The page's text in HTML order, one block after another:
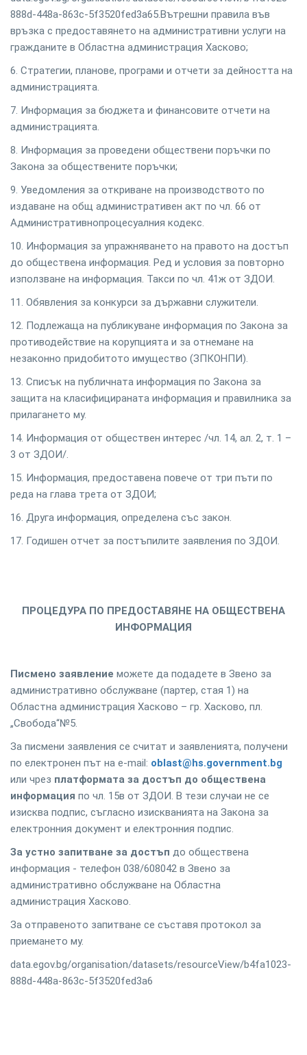
888d-448a-863c-5f3520fed3a65.Вътрешни правила във
връзка с предоставянето на административни услуги на
гражданите в Областна администрация Хасково;
6. Стратегии, планове, програми и отчети за дейността на
администрацията.
7. Информация за бюджета и финансовите отчети на
администрацията.
8. Информация за проведени обществени поръчки по
Закона за обществените поръчки;
9. Уведомления за откриване на производството по
издаване на общ административен акт по чл. 66 от
Административнопроцесуалния кодекс.
10. Информация за упражняването на правото на достъп
до обществена информация. Ред и условия за повторно
използване на информация. Такси по чл. 41ж от ЗДОИ.
11. Обявления за конкурси за държавни служители.
12. Подлежаща на публикуване информация по Закона за
противодействие на корупцията и за отнемане на
незаконно придобитото имущество (ЗПКОНПИ).
13. Списък на публичната информация по Закона за
защита на класифицираната информация и правилника за
прилагането му.
14. Информация от обществен интерес /чл. 14, ал. 2, т. 1 –
3 от ЗДОИ/.
15. Информация, предоставена повече от три пъти по
реда на глава трета от ЗДОИ;
16. Друга информация, определена със закон.
17. Годишен отчет за постъпилите заявления по ЗДОИ.
ПРОЦЕДУРА ПО ПРЕДОСТАВЯНЕ НА ОБЩЕСТВЕНА
ИНФОРМАЦИЯ
Писмено заявление можете да подадете в Звено за
административно обслужване (партер, стая 1) на
Областна администрация Хасково – гр. Хасково, пл.
„Свобода“№5.
За писмени заявления се считат и заявленията, получени
по електронен път на е-mail: oblast@hs.government.bg
или чрез платформата за достъп до обществена
информация по чл. 15в от ЗДОИ. В тези случаи не се
изисква подпис, съгласно изискванията на Закона за
електронния документ и електронния подпис.
За устно запитване за достъп до обществена
информация - телефон 038/608042 в Звено за
административно обслужване на Областна
администрация Хасково.
За отправеното запитване се съставя протокол за
приемането му.
data.egov.bg/organisation/datasets/resourceView/b4fa1023-
888d-448a-863c-5f3520fed3a6